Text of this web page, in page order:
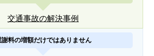
交通事故の解決事例
謝料の増額だけではありません